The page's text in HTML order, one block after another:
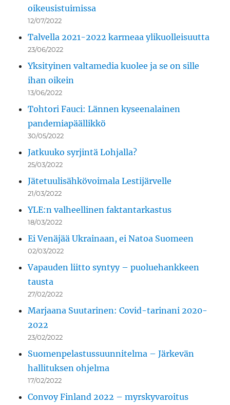
oikeusistuimissa
12/07/2022
Talvella 2021-2022 karmeaa ylikuolleisuutta
23/06/2022
Yksityinen valtamedia kuolee ja se on sille
ihan oikein
13/06/2022
Tohtori Fauci: Lännen kyseenalainen
pandemiapäällikkö
30/05/2022
Jatkuuko syrjintä Lohjalla?
25/03/2022
Jätetuulisähkövoimala Lestijärvelle
21/03/2022
YLE:n valheellinen faktantarkastus
18/03/2022
Ei Venäjää Ukrainaan, ei Natoa Suomeen
02/03/2022
Vapauden liitto syntyy – puoluehankkeen
tausta
27/02/2022
Marjaana Suutarinen: Covid-tarinani 2020-
2022
23/02/2022
Suomenpelastussuunnitelma – Järkevän
hallituksen ohjelma
17/02/2022
Convoy Finland 2022 – myrskyvaroitus